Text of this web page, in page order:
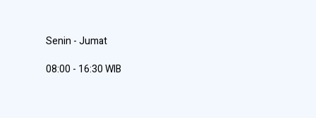
Senin - Jumat
08:00 - 16:30 WIB